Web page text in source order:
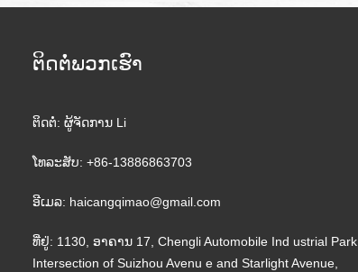
ຕິດຕໍ່ພວກເຮົາ
ຕິດຕໍ່: ຜູ້ຈັດການ Li
ໂທລະສັບ: +86-13886863703
ອີເມລ: haicangqimao@gmail.com
ທີ່ຢູ່: 1130, ອາຄານ 17, Chengli Automobile Ind ustrial Park,
Intersection of Suizhou Avenu e and Starlight Avenue,